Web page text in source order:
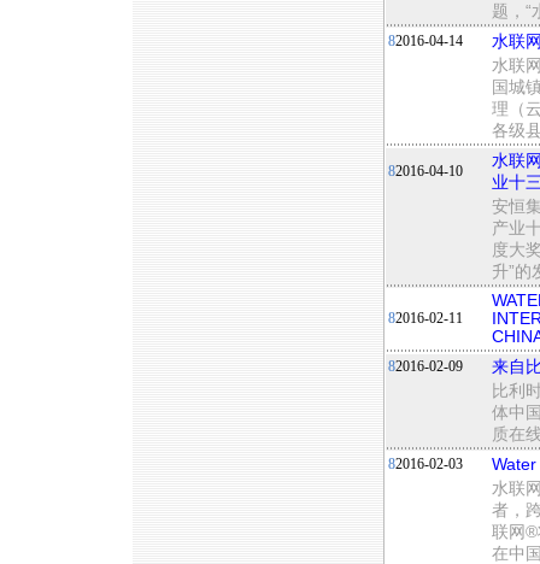
题，“
82016-04-14
水联
水联
国城
理（
各级
82016-04-10
水联
业十
安恒
产业
度大
升”的
82016-02-11
82016-02-09
来自
比利
体中
质在
82016-02-03
水联
者，
联网®
在中